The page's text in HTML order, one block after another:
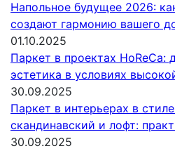
Напольное будущее 2026:
создают гармонию вашего
01.10.2025
Паркет в проектах HoReCa:
эстетика в условиях
30.09.2025
Паркет в интерьерах в
скандинавский и лофт:
30.09.2025